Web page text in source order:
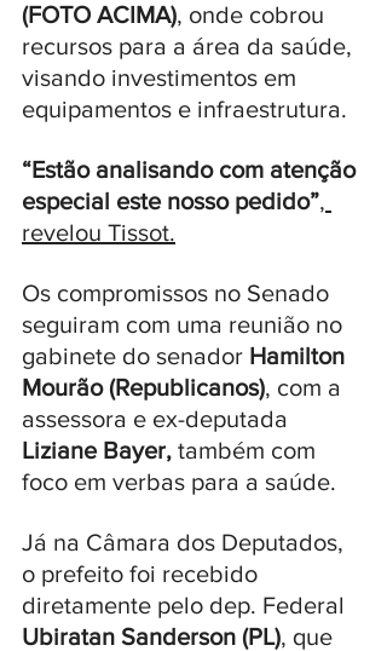
(FOTO ACIMA), onde cobrou
recursos para a área da saúde,
visando investimentos em
equipamentos e infraestrutura.
“Estão analisando com atenção
especial este nosso pedido”,
revelou Tissot.
Os compromissos no Senado
seguiram com uma reunião no
gabinete do senador Hamilton
Mourão (Republicanos), com a
assessora e ex-deputada
Liziane Bayer, também com
foco em verbas para a saúde.
Já na Câmara dos Deputados,
o prefeito foi recebido
diretamente pelo dep. Federal
Ubiratan Sanderson (PL), que